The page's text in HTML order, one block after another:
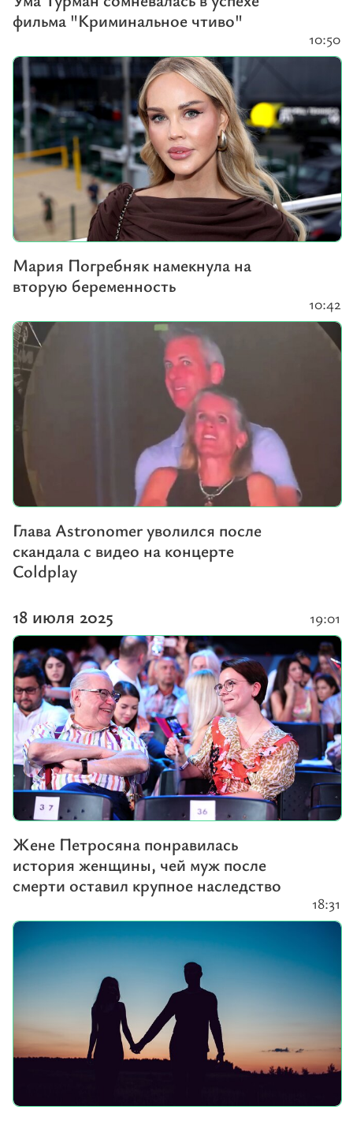
фильма "Криминальное чтиво"
Мария Погребняк намекнула на
вторую беременность
10:50
Глава Astronomer уволился после
скандала с видео на концерте
Coldplay
10:42
18 июля 2025
Жене Петросяна понравилась
история женщины, чей муж после
смерти оставил крупное наследство
19:01
18:31